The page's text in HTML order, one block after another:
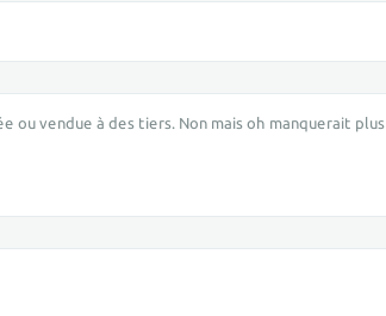
ou vendue à des tiers. Non mais oh manquerait plus